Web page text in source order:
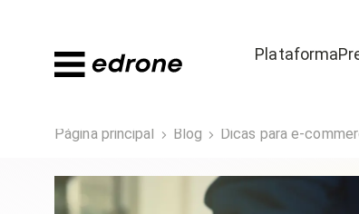
Plataforma
Página principal Blog Dicas para e-